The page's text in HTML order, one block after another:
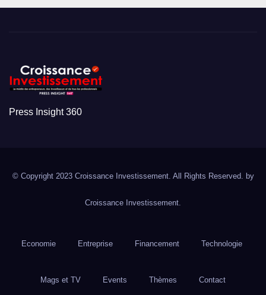
Press Insight 360
© Copyright 2023 Croissance Investissement. All Rights Reserved. by
Croissance Investissement.
Economie Entreprise Financement Technologie
Mags et TV Events Thèmes Contact